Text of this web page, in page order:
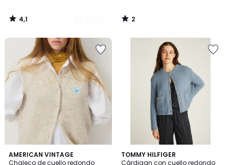
4,1
/
2
/
AMERICAN VINTAGE
Chaleco de cuello redondo
5
/
4
TOMMY HILFIGER
Cárdigan con cuello redondo